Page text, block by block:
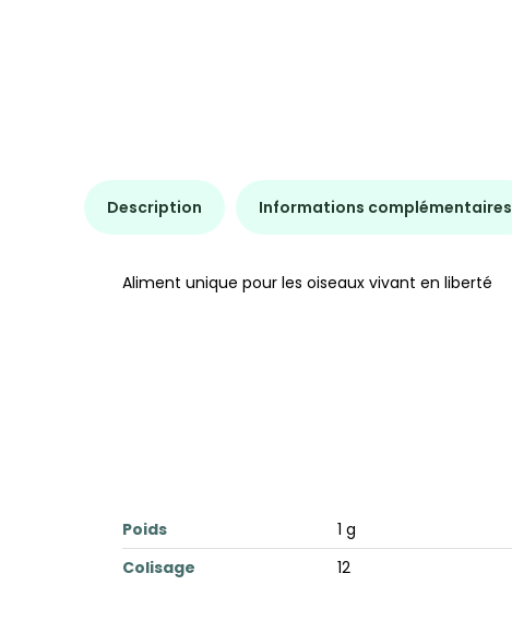
Description Informations complémentaires
Aliment unique pour les oiseaux vivant en liberté
Poids
1 g
Colisage
12